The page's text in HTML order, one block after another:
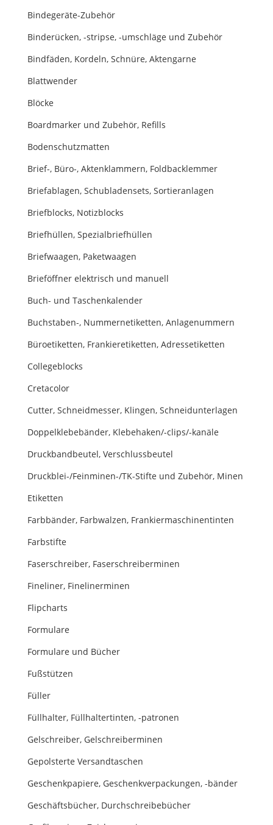
Bindegeräte-Zubehör
Binderücken, -stripse, -umschläge und Zubehör
Bindfäden, Kordeln, Schnüre, Aktengarne
Blattwender
Blöcke
Boardmarker und Zubehör, Refills
Bodenschutzmatten
Brief-, Büro-, Aktenklammern, Foldbacklemmer
Briefablagen, Schubladensets, Sortieranlagen
Briefblocks, Notizblocks
Briefhüllen, Spezialbriefhüllen
Briefwaagen, Paketwaagen
Brieföffner elektrisch und manuell
Buch- und Taschenkalender
Buchstaben-, Nummernetiketten, Anlagenummern
Büroetiketten, Frankieretiketten, Adressetiketten
Collegeblocks
Cretacolor
Cutter, Schneidmesser, Klingen, Schneidunterlagen
Doppelklebebänder, Klebehaken/-clips/-kanäle
Druckbandbeutel, Verschlussbeutel
Druckblei-/Feinminen-/TK-Stifte und Zubehör, Minen
Etiketten
Farbbänder, Farbwalzen, Frankiermaschinentinten
Farbstifte
Faserschreiber, Faserschreiberminen
Fineliner, Finelinerminen
Flipcharts
Formulare
Formulare und Bücher
Fußstützen
Füller
Füllhalter, Füllhaltertinten, -patronen
Gelschreiber, Gelschreiberminen
Gepolsterte Versandtaschen
Geschenkpapiere, Geschenkverpackungen, -bänder
Geschäftsbücher, Durchschreibebücher